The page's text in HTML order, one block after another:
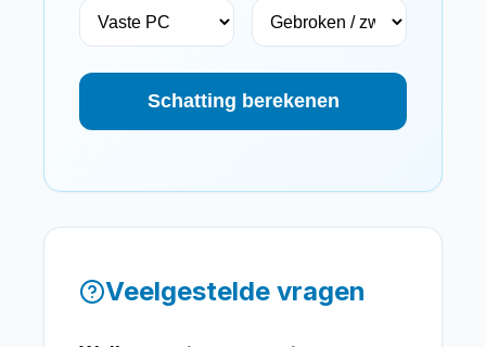
Schatting berekenen
Veelgestelde vragen